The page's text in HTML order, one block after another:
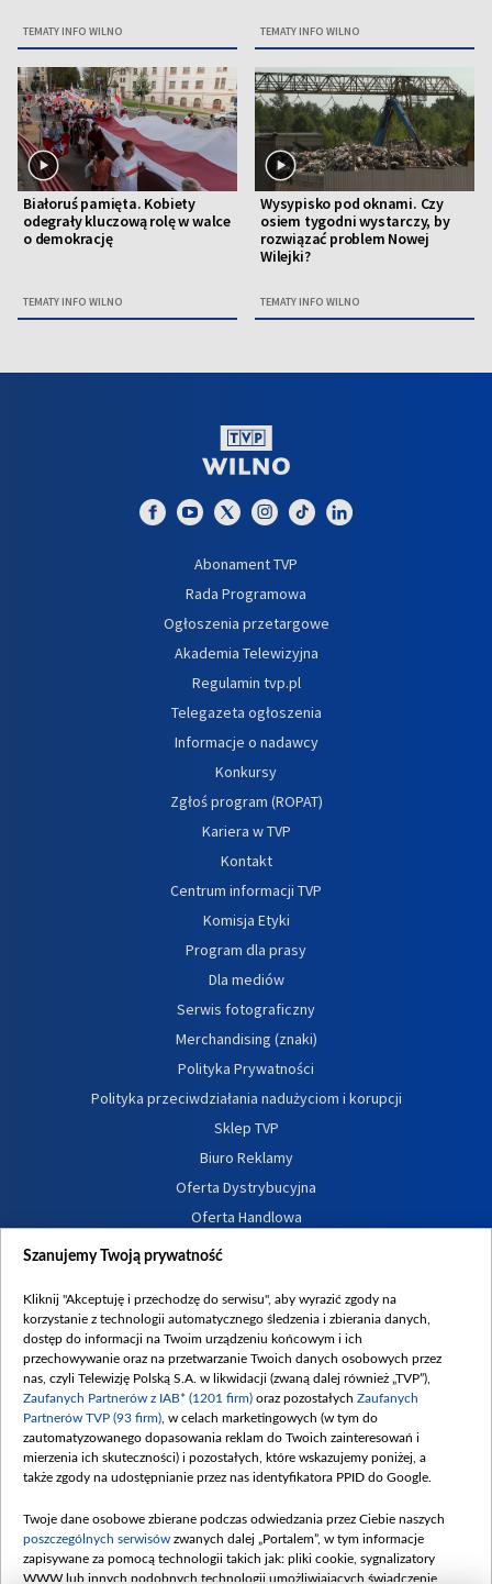
TEMATY INFO WILNO TEMATY INFO WILNO
Białoruś pamięta. Kobiety
odegrały kluczową rolę w walce
o demokrację
TEMATY INFO WILNO
Wysypisko pod oknami. Czy
osiem tygodni wystarczy, by
rozwiązać problem Nowej
Wilejki?
TEMATY INFO WILNO
Abonament TVP
Rada Programowa
Ogłoszenia przetargowe
Akademia Telewizyjna
Regulamin tvp.pl
Telegazeta ogłoszenia
Informacje o nadawcy
Konkursy
Zgłoś program (ROPAT)
Kariera w TVP
Kontakt
Centrum informacji TVP
Komisja Etyki
Program dla prasy
Dla mediów
Serwis fotograficzny
Merchandising (znaki)
Polityka Prywatności
Polityka przeciwdziałania nadużyciom i korupcji
Sklep TVP
Biuro Reklamy
Oferta Dystrybucyjna
Oferta Handlowa
Dostępność
Procedura zgłoszeń wewnętrznych
Szanujemy Twoją prywatność
Kliknij "Akceptuję i przechodzę do serwisu", aby wyrazić zgody na
korzystanie z technologii automatycznego śledzenia i zbierania danych,
dostęp do informacji na Twoim urządzeniu końcowym i ich
przechowywanie oraz na przetwarzanie Twoich danych osobowych przez
nas, czyli Telewizję Polską S.A. w likwidacji (zwaną dalej również „TVP”),
Zaufanych Partnerów z IAB* (1201 firm) oraz pozostałych Zaufanych
Partnerów TVP (93 firm) , w celach marketingowych (w tym do
zautomatyzowanego dopasowania reklam do Twoich zainteresowań i
mierzenia ich skuteczności) i pozostałych, które wskazujemy poniżej, a
także zgody na udostępnianie przez nas identyfikatora PPID do Google.
Twoje dane osobowe zbierane podczas odwiedzania przez Ciebie naszych
poszczególnych serwisów zwanych dalej „Portalem”, w tym informacje
zapisywane za pomocą technologii takich jak: pliki cookie, sygnalizatory
WWW lub innych podobnych technologii umożliwiających świadczenie